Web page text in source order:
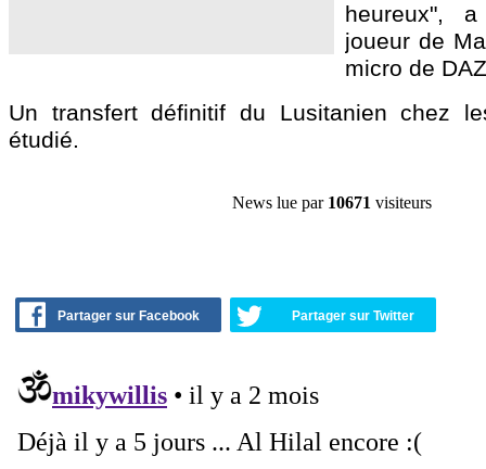
heureux",
joueur de
micro de
Un transfert définitif du Lusitanien chez
étudié.
News lue par 10671 visiteurs
Partager sur Facebook Partager sur Twitter